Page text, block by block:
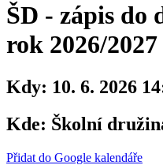
ŠD - zápis do
rok 2026/2027
Kdy: 10. 6. 2026
Kde: Školní
Přidat do Google kalendáře